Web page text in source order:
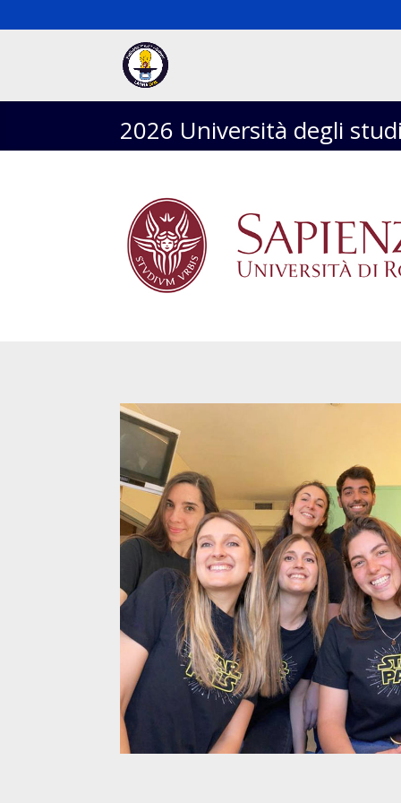
2026 Università degli